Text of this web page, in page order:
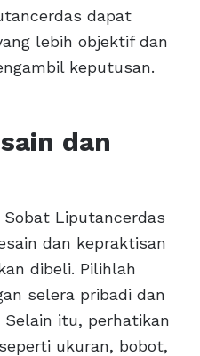
dapat
lebih objektif dan
keputusan.
dan
Liputancerdas
dan kepraktisan
dibeli. Pilihlah
selera pribadi dan
Selain itu, perhatikan
ukuran, bobot,